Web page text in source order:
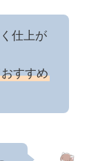
仕上が
すすめ